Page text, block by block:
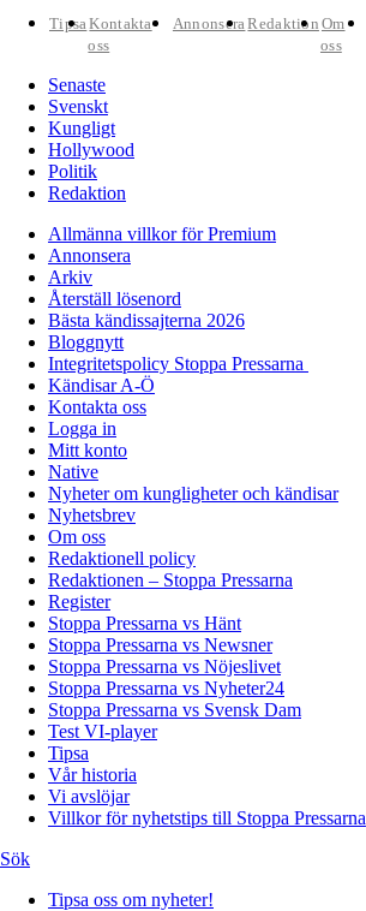
TipsaKontakta
oss
AnnonseraRedaktion Om
oss
Senaste
Svenskt
Kungligt
Hollywood
Politik
Redaktion
Allmänna villkor för Premium
Annonsera
Arkiv
Återställ lösenord
Bästa kändissajterna 2026
Bloggnytt
Integritetspolicy Stoppa Pressarna
Kändisar A-Ö
Kontakta oss
Logga in
Mitt konto
Native
Nyheter om kungligheter och kändisar
Nyhetsbrev
Om oss
Redaktionell policy
Redaktionen – Stoppa Pressarna
Register
Stoppa Pressarna vs Hänt
Stoppa Pressarna vs Newsner
Stoppa Pressarna vs Nöjeslivet
Stoppa Pressarna vs Nyheter24
Stoppa Pressarna vs Svensk Dam
Test VI-player
Tipsa
Vår historia
Vi avslöjar
Villkor för nyhetstips till Stoppa Pressarna
Sök
Tipsa oss om nyheter!